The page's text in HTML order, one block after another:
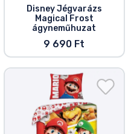
Disney Jégvarázs
Magical Frost
ágyneműhuzat
9 690 Ft